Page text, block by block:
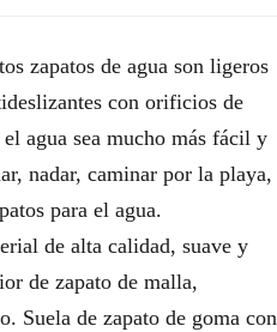
zapatos de agua son ligeros
con orificios de
agua sea mucho más fácil y
nadar, caminar por la playa,
para el agua.
de alta calidad, suave y
de zapato de malla,
Suela de zapato de goma con